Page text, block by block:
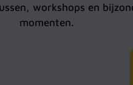
workshops en
momenten.